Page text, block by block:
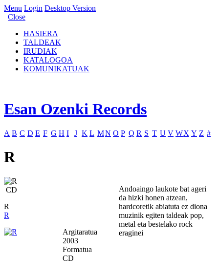
Menu Login Desktop Version
Close
HASIERA
TALDEAK
IRUDIAK
KATALOGOA
KOMUNIKATUAK
Esan Ozenki Records
A B C D E F G H I J K L MN O P Q R S T U V WX Y Z #
R
CD
R
R
Argitaratua
2003
Formatua
CD
Andoaingo laukote bat ageri
da hizki honen atzean,
hardcoretik abiatuta ez diona
muzinik egiten taldeak pop,
metal eta bestelako rock
eraginei